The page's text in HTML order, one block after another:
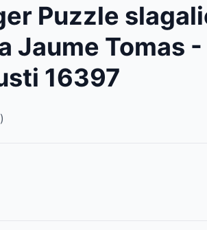
Puzzle
Jaume Tomas -
16397